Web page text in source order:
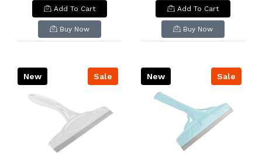
Add To Cart
Buy Now
Versatile Rectangular
Storage Tray - Burnt
Orange
Add To Cart
Buy Now
Sale
New Sale
New